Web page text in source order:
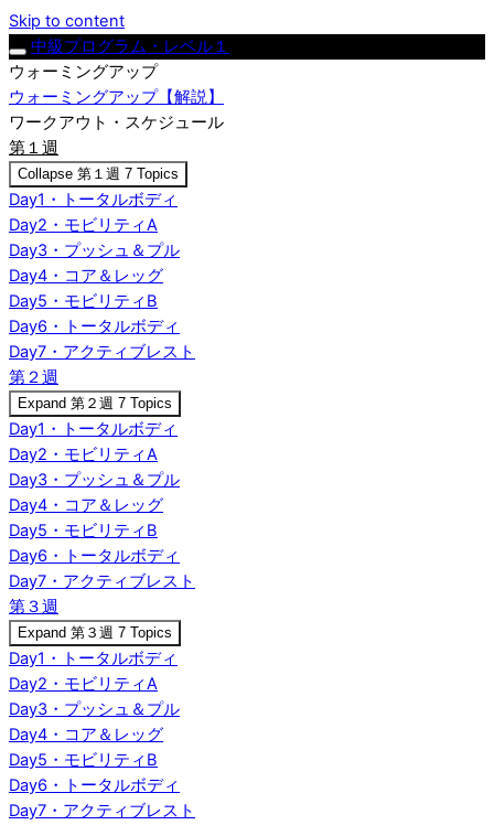
Skip to content
中級プログラム・レベル１
ウォーミングアップ
ウォーミングアップ【解説】
ワークアウト・スケジュール
第１週
Collapse 第１週 7 Topics
Day1・トータルボディ
Day2・モビリティA
Day3・プッシュ＆プル
Day4・コア＆レッグ
Day5・モビリティB
Day6・トータルボディ
Day7・アクティブレスト
第２週
Expand 第２週 7 Topics
Day1・トータルボディ
Day2・モビリティA
Day3・プッシュ＆プル
Day4・コア＆レッグ
Day5・モビリティB
Day6・トータルボディ
Day7・アクティブレスト
第３週
Expand 第３週 7 Topics
Day1・トータルボディ
Day2・モビリティA
Day3・プッシュ＆プル
Day4・コア＆レッグ
Day5・モビリティB
Day6・トータルボディ
Day7・アクティブレスト